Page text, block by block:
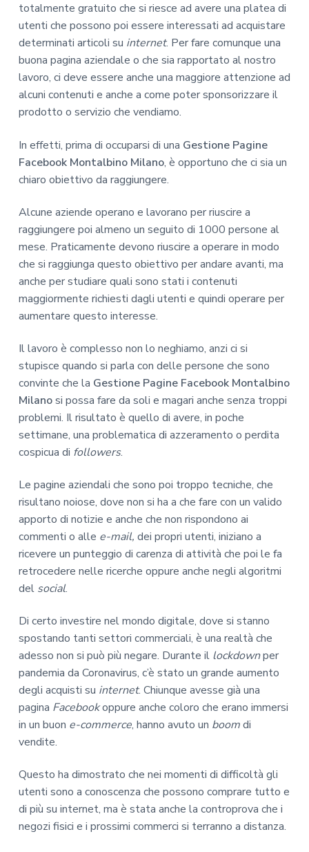
totalmente gratuito che si riesce ad avere una platea di
utenti che possono poi essere interessati ad acquistare
determinati articoli su internet. Per fare comunque una
buona pagina aziendale o che sia rapportato al nostro
lavoro, ci deve essere anche una maggiore attenzione ad
alcuni contenuti e anche a come poter sponsorizzare il
prodotto o servizio che vendiamo.
In effetti, prima di occuparsi di una Gestione Pagine
Facebook Montalbino Milano, è opportuno che ci sia un
chiaro obiettivo da raggiungere.
Alcune aziende operano e lavorano per riuscire a
raggiungere poi almeno un seguito di 1000 persone al
mese. Praticamente devono riuscire a operare in modo
che si raggiunga questo obiettivo per andare avanti, ma
anche per studiare quali sono stati i contenuti
maggiormente richiesti dagli utenti e quindi operare per
aumentare questo interesse.
Il lavoro è complesso non lo neghiamo, anzi ci si
stupisce quando si parla con delle persone che sono
convinte che la Gestione Pagine Facebook Montalbino
Milanosi possa fare da soli e magari anche senza troppi
problemi. Il risultato è quello di avere, in poche
settimane, una problematica di azzeramento o perdita
cospicua di followers.
Le pagine aziendali che sono poi troppo tecniche, che
risultano noiose, dove non si ha a che fare con un valido
apporto di notizie e anche che non rispondono ai
commenti o alle e-mail, dei propri utenti, iniziano a
ricevere un punteggio di carenza di attività che poi le fa
retrocedere nelle ricerche oppure anche negli algoritmi
del social.
Di certo investire nel mondo digitale, dove si stanno
spostando tanti settori commerciali, è una realtà che
adesso non si può più negare. Durante il lockdownper
pandemia da Coronavirus, c’è stato un grande aumento
degli acquisti su internet. Chiunque avesse già una
pagina Facebookoppure anche coloro che erano immersi
in un buon e-commerce, hanno avuto un boomdi
vendite.
Questo ha dimostrato che nei momenti di difficoltà gli
utenti sono a conoscenza che possono comprare tutto e
di più su internet, ma è stata anche la controprova che i
negozi fisici e i prossimi commerci si terranno a distanza.